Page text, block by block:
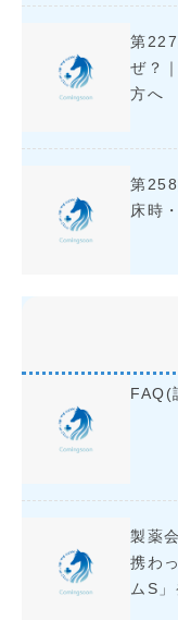
第
ぜ？
方へ
第
床時
FAQ(
製薬
携わ
ムS